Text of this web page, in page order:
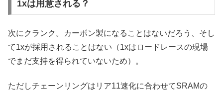
1xは用意される？
次にクランク。カーボン製になることはないだろう、そし
て1xが採用されることはない（1xはロードレースの現場
でまだ支持を得られていないため）。
ただしチェーンリングはリア11速化に合わせてSRAMの